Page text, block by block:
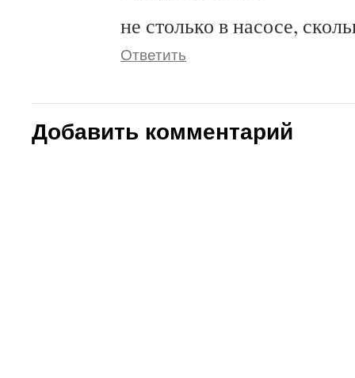
не столько в насосе,
Ответить
Добавить комментарий